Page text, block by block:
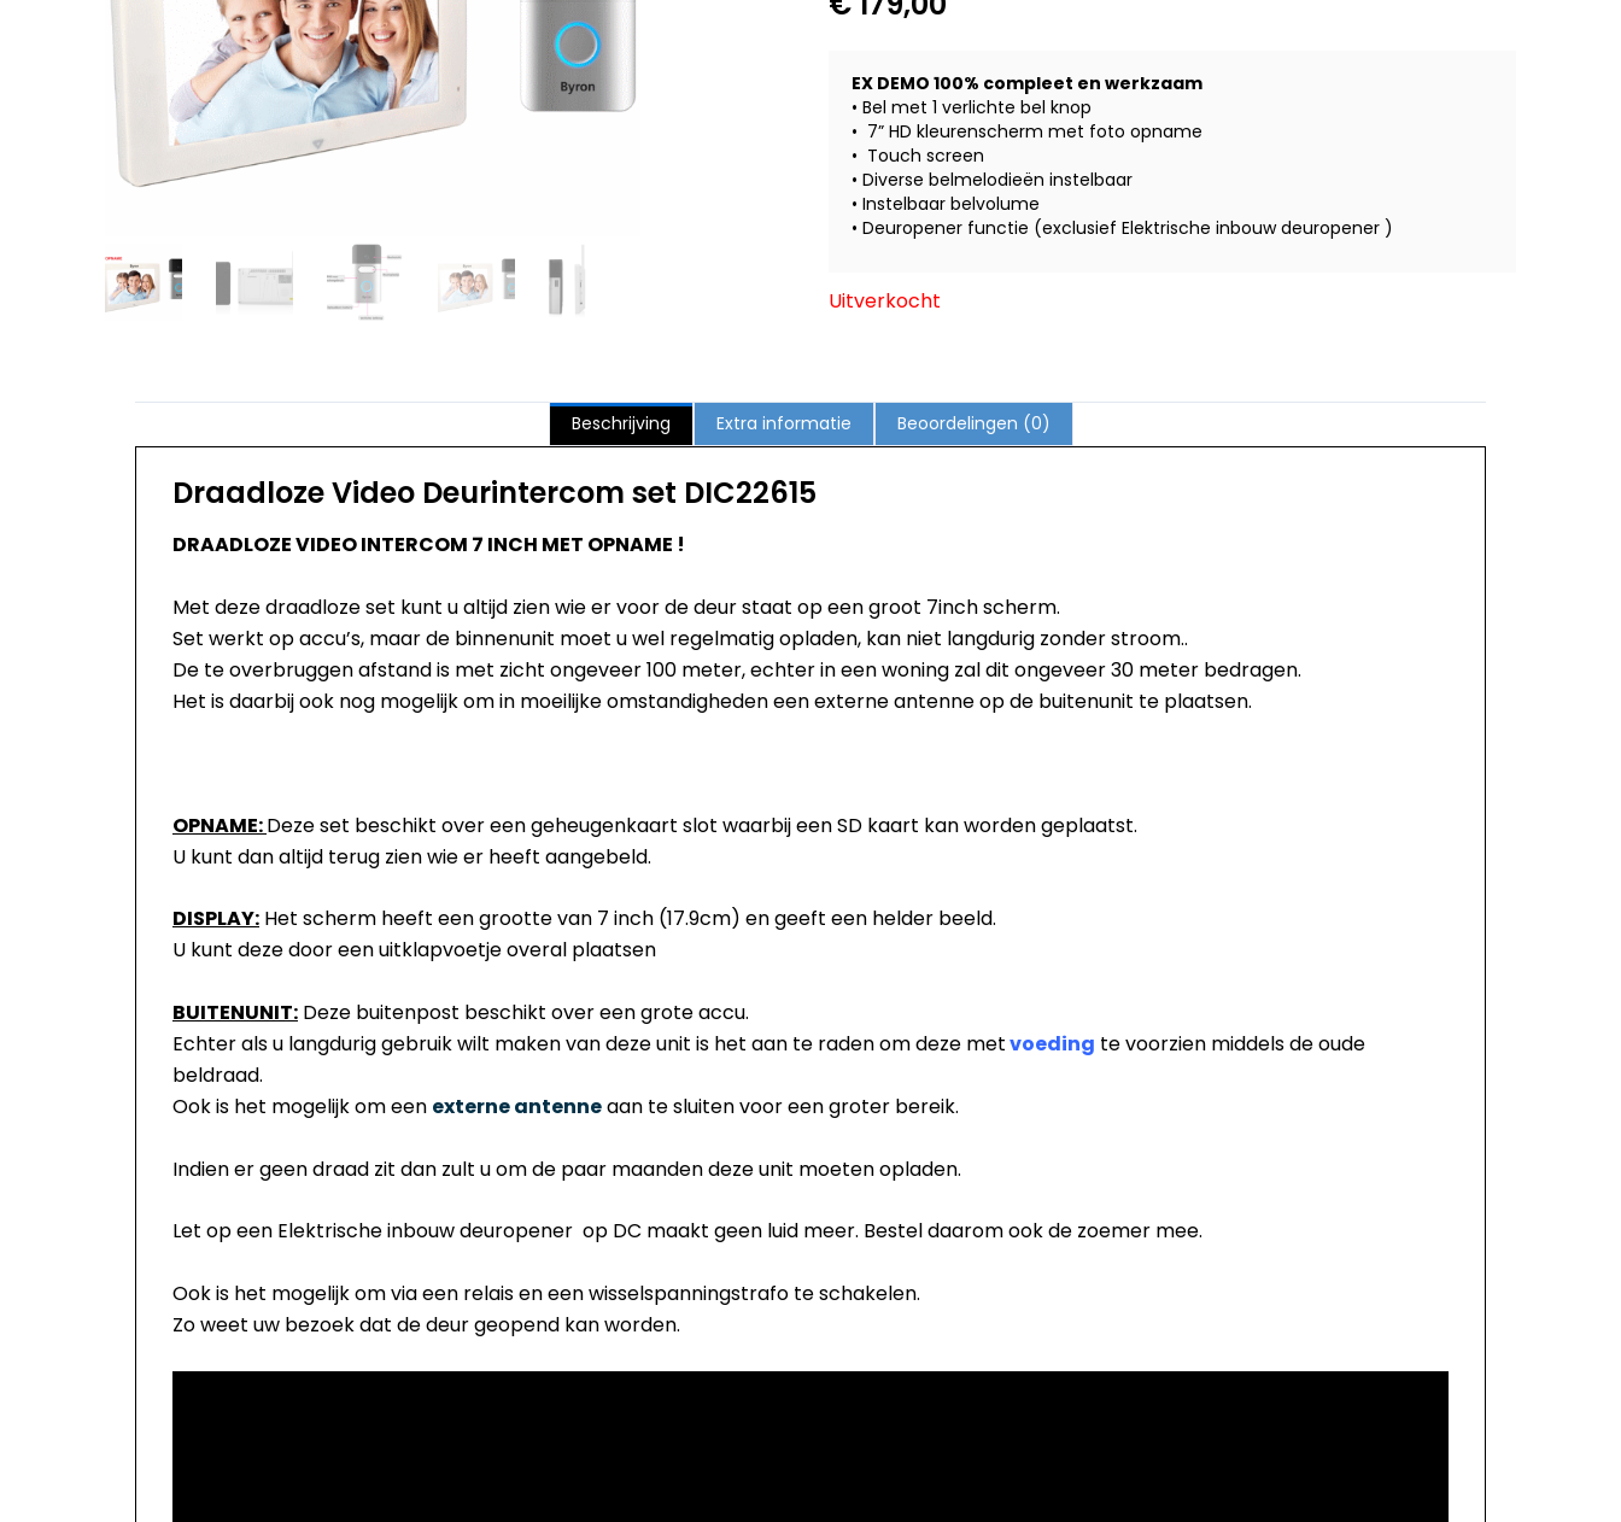
EX DEMO 100% compleet en werkzaam
• Bel met 1 verlichte bel knop
• 7” HD kleurenscherm met foto opname
• Touch screen
• Diverse belmelodieën instelbaar
• Instelbaar belvolume
• Deuropener functie (exclusief Elektrische inbouw deuropener )
Uitverkocht
Beschrijving Extra informatie Beoordelingen (0)
Draadloze Video Deurintercom set DIC22615
DRAADLOZE VIDEO INTERCOM 7 INCH MET OPNAME !
Met deze draadloze set kunt u altijd zien wie er voor de deur staat op een groot 7inch scherm.
Set werkt op accu’s, maar de binnenunit moet u wel regelmatig opladen, kan niet langdurig zonder stroom..
De te overbruggen afstand is met zicht ongeveer 100 meter, echter in een woning zal dit ongeveer 30 meter bedragen.
Het is daarbij ook nog mogelijk om in moeilijke omstandigheden een externe antenne op de buitenunit te plaatsen.
OPNAME:Deze set beschikt over een geheugenkaart slot waarbij een SD kaart kan worden geplaatst.
U kunt dan altijd terug zien wie er heeft aangebeld.
DISPLAY: Het scherm heeft een grootte van 7 inch (17.9cm) en geeft een helder beeld.
U kunt deze door een uitklapvoetje overal plaatsen
BUITENUNIT: Deze buitenpost beschikt over een grote accu.
Echter als u langdurig gebruik wilt maken van deze unit is het aan te raden om deze metvoeding te voorzien middels de oude
beldraad.
Ook is het mogelijk om een externe antenneaan te sluiten voor een groter bereik.
Indien er geen draad zit dan zult u om de paar maanden deze unit moeten opladen.
Let op een Elektrische inbouw deuropener op DC maakt geen luid meer. Bestel daarom ook de zoemer mee.
Ook is het mogelijk om via een relais en een wisselspanningstrafo te schakelen.
Zo weet uw bezoek dat de deur geopend kan worden.